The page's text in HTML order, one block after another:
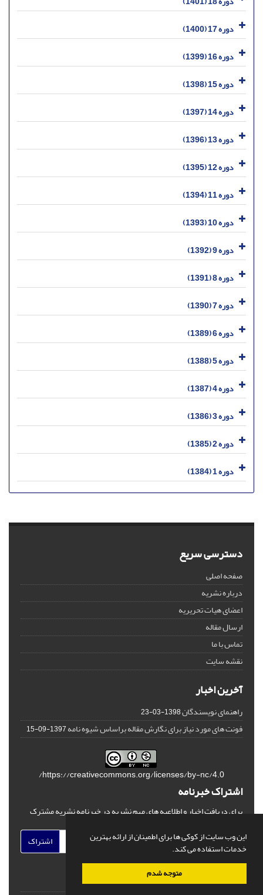
این وب سایت از کوکی ها برای اطمینان از ارائه بهترین
خدمات استفاده می کند.
متوجه شدم
دوره 17 (1400)
دوره 16 (1399)
دوره 15 (1398)
دوره 14 (1397)
دوره 13 (1396)
دوره 12 (1395)
دوره 11 (1394)
دوره 10 (1393)
دوره 9 (1392)
دوره 8 (1391)
دوره 7 (1390)
دوره 6 (1389)
دوره 5 (1388)
دوره 4 (1387)
دوره 3 (1386)
دوره 2 (1385)
دوره 1 (1384)
دسترسی سریع
صفحه اصلی
درباره نشریه
اعضای هیات تحریریه
ارسال مقاله
تماس با ما
نقشه سایت
آخرین اخبار
راهنمای نویسندگان1398-03-23
فونت های مورد نیاز برای نگارش مقاله براساس شیوه نامه1397-09-15
https://creativecommons.org/licenses/by-nc/4.0/
اشتراک خبرنامه
برای دریافت اخبار و اطلاعیه های مهم نشریه در خبرنامه نشریه مشترک
اشتراک